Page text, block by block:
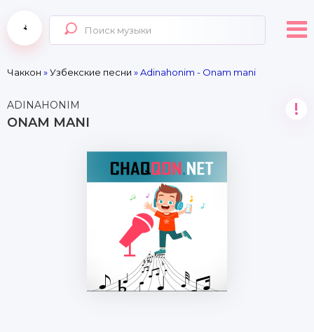
Чаккон »Узбекские песни » Adinahonim - Onam mani
ADINAHONIM
ONAM MANI
!